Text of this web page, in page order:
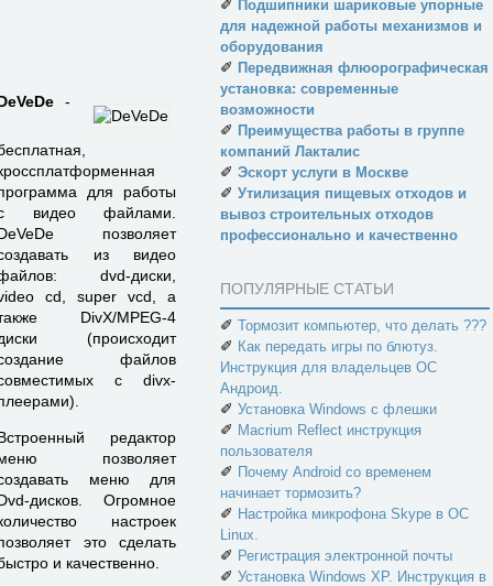
-
для работы
видео файлами.
позволяет
из видео
dvd-диски,
cd, super vcd, а
DivX/MPEG-4
(происходит
файлов
с divx-
редактор
позволяет
меню для
дисков. Огромное
настроек
это сделать
и качественно.
✐ Подшипники шариковые упорные
для надежной работы механизмов и
оборудования
✐ Передвижная флюорографическая
установка: современные
возможности
✐ Преимущества работы в группе
компаний Лакталис
✐ Эскорт услуги в Москве
✐ Утилизация пищевых отходов и
вывоз строительных отходов
профессионально и качественно
ПОПУЛЯРНЫЕ СТАТЬИ
✐ Тормозит компьютер, что делать ???
✐ Как передать игры по блютуз.
Инструкция для владельцев ОС
Андроид.
✐ Установка Windows с флешки
✐ Macrium Reflect инструкция
пользователя
✐ Почему Android со временем
начинает тормозить?
✐ Настройка микрофона Skype в ОС
Linux.
✐ Регистрация электронной почты
✐ Установка Windows XP. Инструкция в